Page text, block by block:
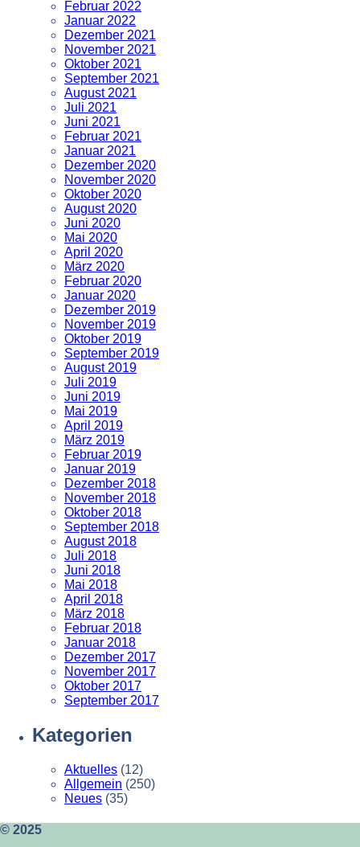
Februar 2022
Januar 2022
Dezember 2021
November 2021
Oktober 2021
September 2021
August 2021
Juli 2021
Juni 2021
Februar 2021
Januar 2021
Dezember 2020
November 2020
Oktober 2020
August 2020
Juni 2020
Mai 2020
April 2020
März 2020
Februar 2020
Januar 2020
Dezember 2019
November 2019
Oktober 2019
September 2019
August 2019
Juli 2019
Juni 2019
Mai 2019
April 2019
März 2019
Februar 2019
Januar 2019
Dezember 2018
November 2018
Oktober 2018
September 2018
August 2018
Juli 2018
Juni 2018
Mai 2018
April 2018
März 2018
Februar 2018
Januar 2018
Dezember 2017
November 2017
Oktober 2017
September 2017
Kategorien
Aktuelles (12)
Allgemein (250)
Neues (35)
© 2025